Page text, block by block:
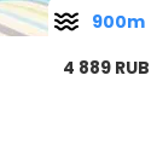
4 889 RUB
900m